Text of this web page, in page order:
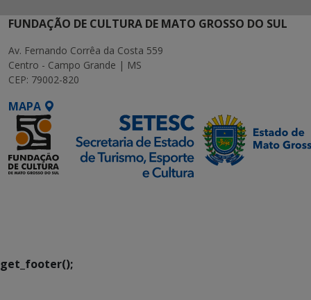
FUNDAÇÃO DE CULTURA DE MATO GROSSO DO SUL
Av. Fernando Corrêa da Costa 559
Centro - Campo Grande | MS
CEP: 79002-820
MAPA
get_footer();